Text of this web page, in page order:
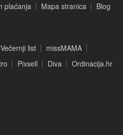
plaćanja Mapa stranica Blog
Večernji list
missMAMA
Pixsell Diva Ordinacija.hr